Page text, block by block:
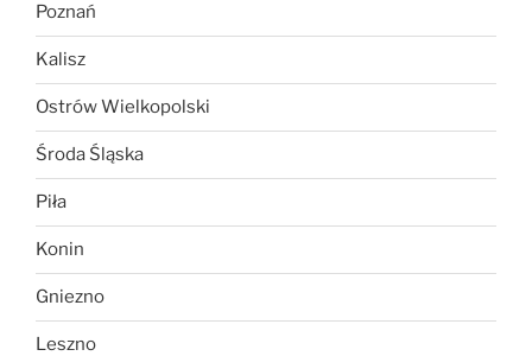
Poznań
Kalisz
Ostrów Wielkopolski
Środa Śląska
Piła
Konin
Gniezno
Leszno